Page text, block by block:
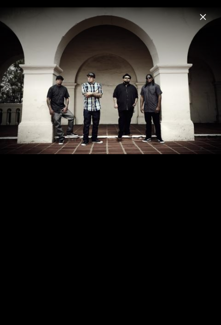
Menu
P.O.D.
Home News Musik Videos Fotos
P.O.D.